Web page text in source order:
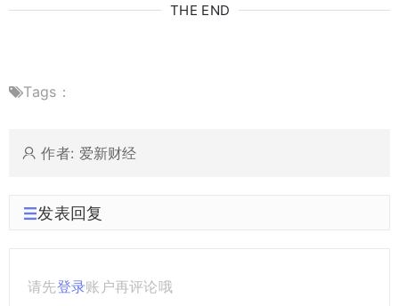
THE END
Tags：
作者: 爱新财经
发表回复
请先登录账户再评论哦